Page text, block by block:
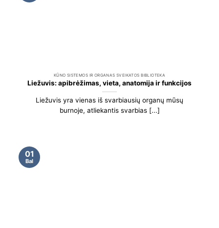
KŪNO SISTEMOS IR ORGANAS SVEIKATOS BIBLIOTEKA
Liežuvis: apibrėžimas, vieta, anatomija ir funkcijos
Liežuvis yra vienas iš svarbiausių organų mūsų
burnoje, atliekantis svarbias [...]
01
Bal